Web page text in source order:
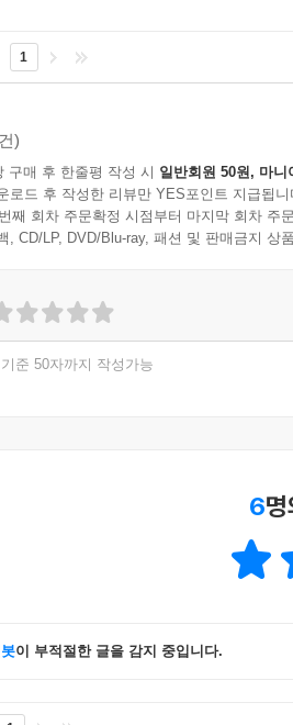
1
)
구매 후 한줄평 작성 시 일반회원 50원, 마니
로드 후 작성한 리뷰만 YES포인트 지급됩니
째 회차 주문확정 시점부터 마지막 회차 주
, CD/LP, DVD/Blu-ray, 패션 및 판매금지 상
준 50자까지 작성가능
6
이 부적절한 글을 감지 중입니다.